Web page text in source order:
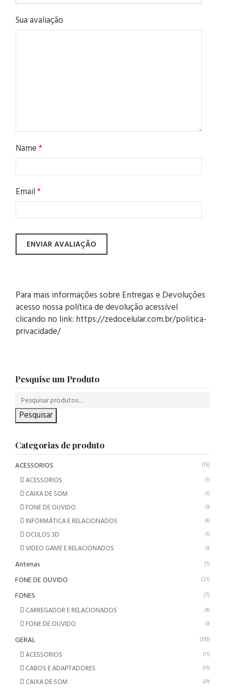
Sua avaliação
Name*
Email*
Para mais informações sobre Entregas e Devoluções
acesso nossa política de devolução acessível
clicando no link: https://zedocelular.com.br/politica-
privacidade/
Pesquise um Produto
Pesquisar
Categorias de produto
ACESSORIOS (15)
ACESSORIOS (1)
CAIXA DE SOM (1)
FONE DE OUVIDO (3)
INFORMÁTICA E RELACIONADOS (4)
OCULOS 3D (1)
VIDEO GAME E RELACIONADOS (3)
Antenas (1)
FONE DE OUVIDO (21)
FONES (7)
CARREGADOR E RELACIONADOS (4)
FONE DE OUVIDO (3)
GERAL (110)
ACESSORIOS (11)
CABOS E ADAPTADORES (15)
CAIXA DE SOM (29)